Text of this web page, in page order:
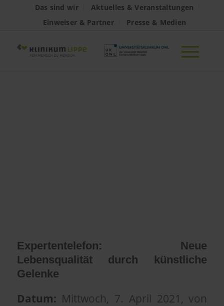
Das sind wir
Aktuelles & Veranstaltungen
Einweiser & Partner
Presse & Medien
Expertentelefon: Neue
Lebensqualität durch künstliche
Gelenke
Datum: Mittwoch, 7. April 2021, von